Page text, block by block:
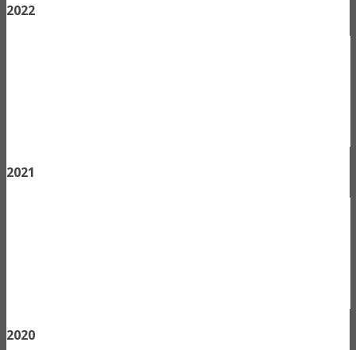
2022
2021
2020